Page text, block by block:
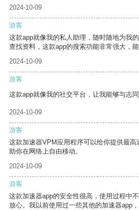
2024-10-09
游客
这款app就像我的私人助理，随时随地为我
查找资料，这款app的搜索功能非常强大，
2024-10-09
游客
这款app就像我的社交平台，让我能够与志
2024-10-09
游客
这款加速器VPM应用程序可以给你提供最
助你在网络上自由移动。
2024-10-09
游客
这款加速器app的安全性很高，使用过程中
放心。我以前使用过一些其他的加速器app